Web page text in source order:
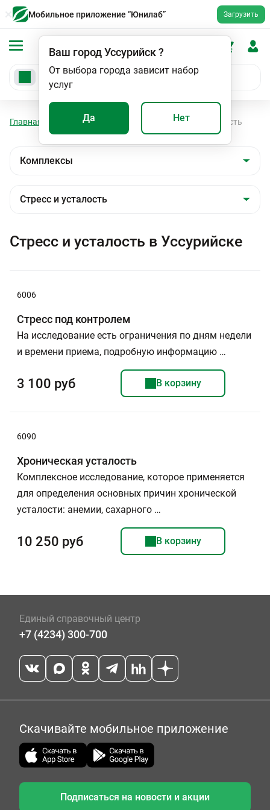
Мобильное приложение “Юнилаб” Загрузить
Ваш городУссурийск?
От выбора города зависит набор
услуг
Да Нет
Главная Анализы Стресс и усталость
Стресс и усталость в Уссурийске
6006
Стресс под контролем
На исследование есть ограничения по дням недели
и времени приема, подробную информацию …
3 100 руб В корзину
6090
Хроническая усталость
Комплексное исследование, которое применяется
для определения основных причин хронической
усталости: анемии, сахарного …
10 250 руб В корзину
Единый справочный центр
+7 (4234) 300-700
Скачивайте мобильное приложение
Подписаться на новости и акции